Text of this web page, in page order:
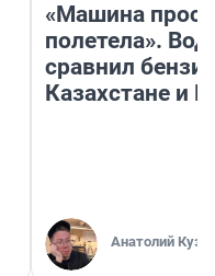
«Машина
полетела».
сравнил
Казахстане и
Анатолий